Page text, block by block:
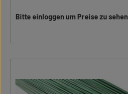
Bitte einloggen um Preise zu sehen